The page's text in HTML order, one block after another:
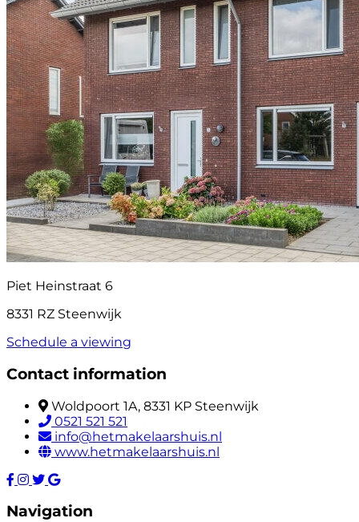
Piet Heinstraat 6
8331 RZ Steenwijk
Schedule a viewing
Contact information
Woldpoort 1A, 8331 KP Steenwijk
0521 521 521
info@hetmakelaarshuis.nl
www.hetmakelaarshuis.nl
Navigation